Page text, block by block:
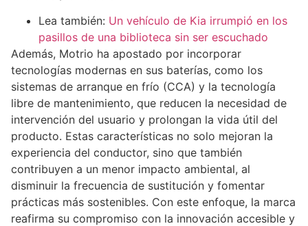
Lea también: Un vehículo de Kia irrumpió en los
pasillos de una biblioteca sin ser escuchado
Además, Motrio ha apostado por incorporar
tecnologías modernas en sus baterías, como los
sistemas de arranque en frío (CCA) y la tecnología
libre de mantenimiento, que reducen la necesidad de
intervención del usuario y prolongan la vida útil del
producto. Estas características no solo mejoran la
experiencia del conductor, sino que también
contribuyen a un menor impacto ambiental, al
disminuir la frecuencia de sustitución y fomentar
prácticas más sostenibles. Con este enfoque, la marca
reafirma su compromiso con la innovación accesible y